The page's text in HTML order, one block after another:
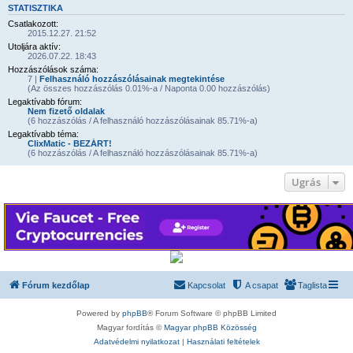
STATISZTIKA
Csatlakozott:
2015.12.27. 21:52
Utoljára aktív:
2026.07.22. 18:43
Hozzászólások száma:
7 | Felhasználó hozzászólásainak megtekintése
(Az összes hozzászólás 0.01%-a / Naponta 0.00 hozzászólás)
Legaktívabb fórum:
Nem fizető oldalak
(6 hozzászólás / A felhasználó hozzászólásainak 85.71%-a)
Legaktívabb téma:
ClixMatic - BEZÁRT!
(6 hozzászólás / A felhasználó hozzászólásainak 85.71%-a)
Ugrás
Fórum kezdőlap Taglista
A csapat
Kapcsolat
Powered by phpBB® Forum Software © phpBB Limited
Magyar fordítás ©Magyar phpBB Közösség
Adatvédelmi nyilatkozat| Használati feltételek